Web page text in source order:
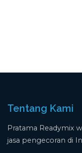
Tentang Kami
Pratama Readymix
jasa pengecoran di